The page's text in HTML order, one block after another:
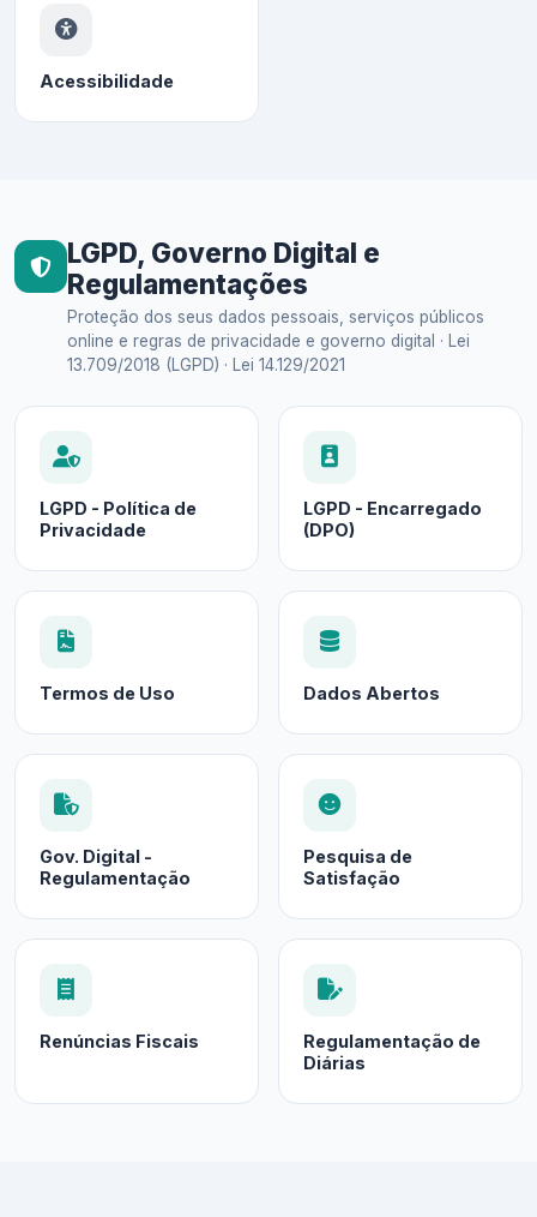
Acessibilidade
LGPD, Governo Digital e
Regulamentações
Proteção dos seus dados pessoais, serviços públicos
online e regras de privacidade e governo digital · Lei
13.709/2018 (LGPD) · Lei 14.129/2021
LGPD - Política de
Privacidade
LGPD - Encarregado
(DPO)
Termos de Uso Dados Abertos
Gov. Digital -
Regulamentação
Pesquisa de
Satisfação
Renúncias Fiscais
Regulamentação de
Diárias